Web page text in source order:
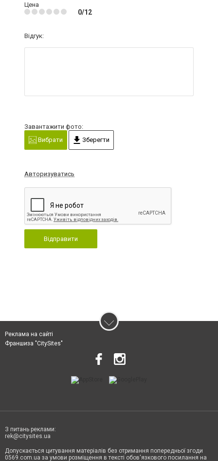
Цена
0/12
Відгук:
Завантажити фото:
Вибрати
Зберегти
Авторизуватись
Відправити
Реклама на сайті
Франшиза "CitySites"
З питань реклами:
rek@citysites.ua
Допускається цитування матеріалів без отримання попередньої згоди
0569.com.ua за умови розміщення в тексті обов'язкового посилання на